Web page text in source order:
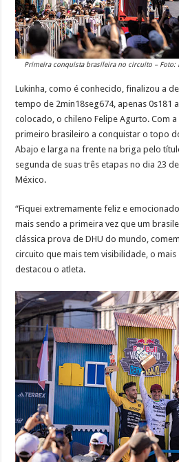
Primeira conquista brasileira no circuito – Foto:
Lukinha, como é conhecido, finalizou a
tempo de 2min18seg674, apenas 0s181
colocado, o chileno Felipe Agurto. Com
primeiro brasileiro a conquistar o topo
Abajo e larga na frente na briga pelo
segunda de suas três etapas no dia 23
México.
“Fiquei extremamente feliz e
mais sendo a primeira vez que um
clássica prova de DHU do mundo,
circuito que mais tem visibilidade, o mais
destacou o atleta.